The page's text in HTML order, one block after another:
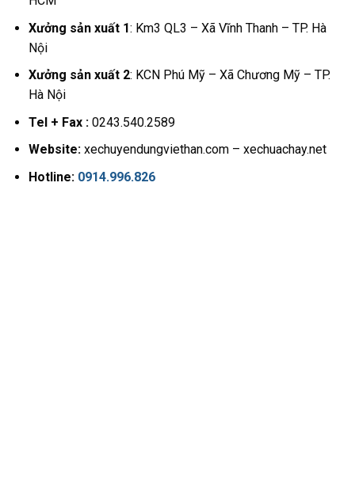
Xưởng sản xuất 1: Km3 QL3 – Xã Vĩnh Thanh – TP. Hà
Nội
Xưởng sản xuất 2: KCN Phú Mỹ – Xã Chương Mỹ – TP.
Hà Nội
Tel + Fax :0243.540.2589
Website:xechuyendungviethan.com – xechuachay.net
Hotline: 0914.996.826